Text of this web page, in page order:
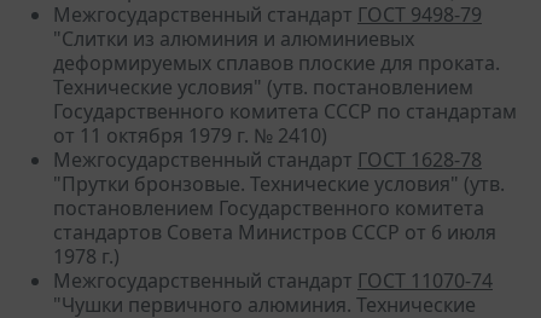
Межгосударственный стандарт ГОСТ 9498-79
"Слитки из алюминия и алюминиевых
деформируемых сплавов плоские для проката.
Технические условия" (утв. постановлением
Государственного комитета СССР по стандартам
от 11 октября 1979 г. № 2410)
Межгосударственный стандарт ГОСТ 1628-78
"Прутки бронзовые. Технические условия" (утв.
постановлением Государственного комитета
стандартов Совета Министров СССР от 6 июля
1978 г.)
Межгосударственный стандарт ГОСТ 11070-74
"Чушки первичного алюминия. Технические